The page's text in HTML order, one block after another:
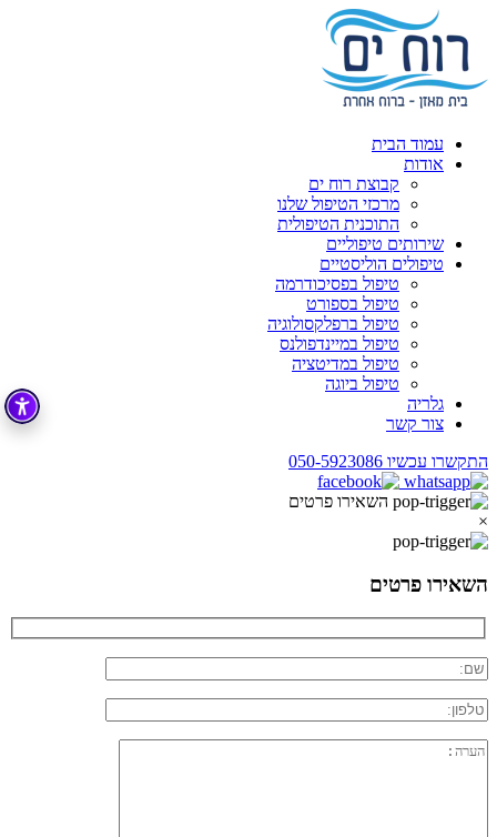
עמוד הבית
אודות
קבוצת רוח ים
מרכזי הטיפול שלנו
התוכנית הטיפולית
שירותים טיפוליים
טיפולים הוליסטיים
טיפול בפסיכודרמה
טיפול בספורט
טיפול ברפלקסולוגיה
טיפול במיינדפולנס
טיפול במדיטציה
טיפול ביוגה
גלריה
צור קשר
התקשרו עכשיו 050-5923086
השאירו פרטים
×
השאירו פרטים